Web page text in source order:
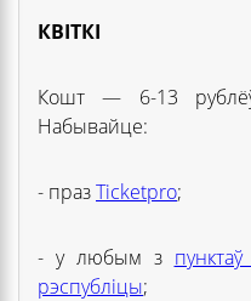
КВІТКІ
Кошт — 6-13
Набывайце:
- празTicketpro;
- у любым з
рэспубліцы;